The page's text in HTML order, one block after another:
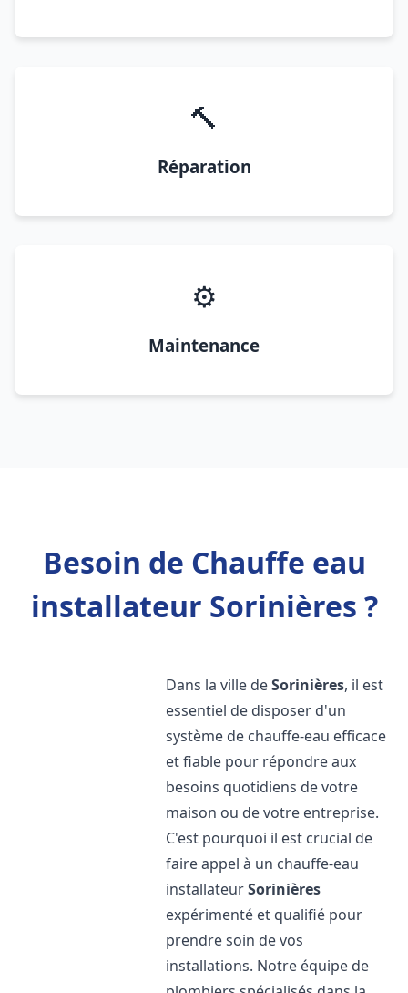
🔨
Réparation
⚙️
Maintenance
Besoin de Chauffe eau
installateur Sorinières ?
Dans la ville deSorinières, il est
essentiel de disposer d'un
système de chauffe-eau efficace
et fiable pour répondre aux
besoins quotidiens de votre
maison ou de votre entreprise.
C'est pourquoi il est crucial de
faire appel à un chauffe-eau
installateurSorinières
expérimenté et qualifié pour
prendre soin de vos
installations. Notre équipe de